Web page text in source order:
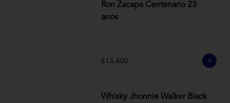
Ron Zacapa Centenario 23
anos
$13.400
Whisky Jhonnie Walker Black